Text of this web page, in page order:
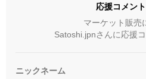
応援コメン
マーケット販売
Satoshi.jpnさんに応援
ニックネーム